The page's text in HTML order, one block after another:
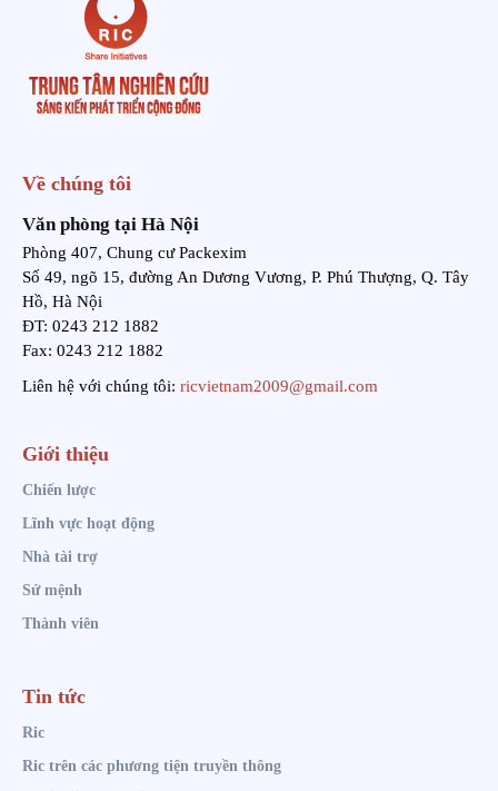
Về chúng tôi
Văn phòng tại Hà Nội
Phòng 407, Chung cư Packexim
Số 49, ngõ 15, đường An Dương Vương, P. Phú Thượng, Q. Tây
Hồ, Hà Nội
ĐT: 0243 212 1882
Fax: 0243 212 1882
Liên hệ với chúng tôi: ricvietnam2009@gmail.com
Giới thiệu
Chiến lược
Lĩnh vực hoạt động
Nhà tài trợ
Sứ mệnh
Thành viên
Tin tức
Ric
Ric trên các phương tiện truyền thông